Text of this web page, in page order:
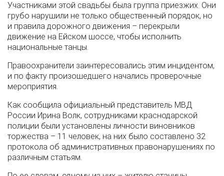
Участниками этой свадьбы была группа приезжих. Они
грубо нарушили не только общественный порядок, но
и правила дорожного движения – перекрыли
движение на Ейском шоссе, чтобы исполнить
национальные танцы.
Правоохранители заинтересовались этим инцидентом,
и по факту произошедшего начались проверочные
мероприятия.
Как сообщила официальный представитель МВД
России Ирина Волк, сотрудниками краснодарской
полиции были установлены личности виновников
торжества – 11 человек, на них было составлено 32
протокола об административных правонарушениях по
различным статьям.